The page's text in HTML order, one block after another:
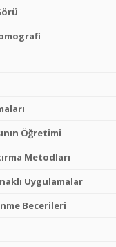
Öğretimi
Metodları
Uygulamalar
Becerileri